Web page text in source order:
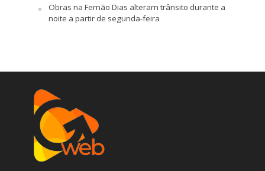
Obras na Fernão Dias alteram trânsito durante a
noite a partir de segunda-feira